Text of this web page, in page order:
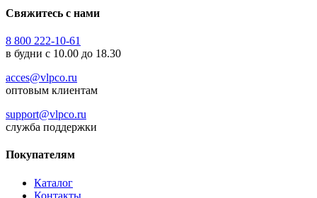
Свяжитесь с нами
8 800 222-10-61
в будни с 10.00 до 18.30
acces@vlpco.ru
оптовым клиентам
support@vlpco.ru
служба поддержки
Покупателям
Каталог
Контакты